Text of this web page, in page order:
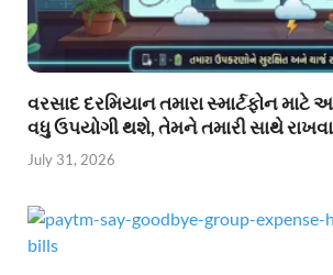
વરસાદ દરમિયાન તમારા સ્માર્ટફોન
વધુ ઉપયોગી થશે, તેમને તમારી સાથે
July 31, 2026